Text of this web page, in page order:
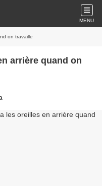
MENU
on travaille
arrière quand on